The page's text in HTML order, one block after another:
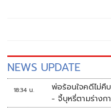
NEWS UPDATE
18:34 น.
พ่อร้อนใจคดีไม่คื
- จี้บุหรี่ตามร่างก